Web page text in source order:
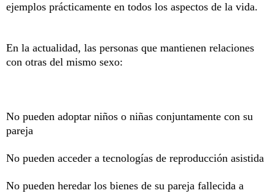
ejemplos prácticamente en todos los aspectos de la vida.
En la actualidad, las personas que mantienen relaciones
con otras del mismo sexo:
No pueden adoptar niños o niñas conjuntamente con su
pareja
No pueden acceder a tecnologías de reproducción asistida
No pueden heredar los bienes de su pareja fallecida a